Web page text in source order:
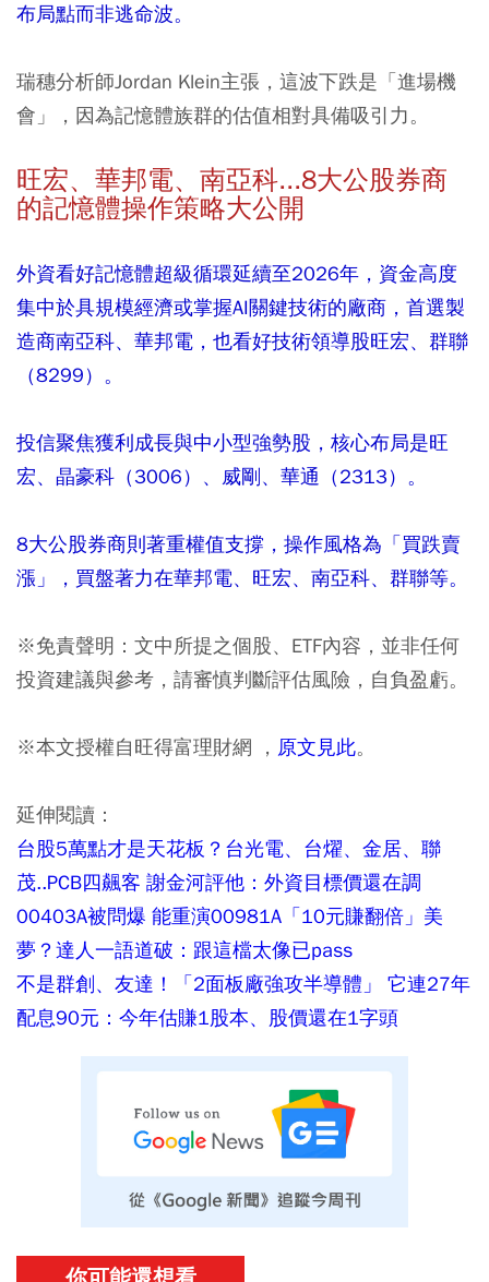
布局點而非逃命波。
瑞穗分析師Jordan Klein主張，這波下跌是「進場機
會」，因為記憶體族群的估值相對具備吸引力。
旺宏、華邦電、南亞科...8大公股券商
的記憶體操作策略大公開
外資看好記憶體超級循環延續至2026年，資金高度
集中於具規模經濟或掌握AI關鍵技術的廠商，首選製
造商南亞科、華邦電，也看好技術領導股旺宏、群聯
（8299）。
投信聚焦獲利成長與中小型強勢股，核心布局是旺
宏、晶豪科（3006）、威剛、華通（2313）。
8大公股券商則著重權值支撐，操作風格為「買跌賣
漲」，買盤著力在華邦電、旺宏、南亞科、群聯等。
※免責聲明：文中所提之個股、ETF內容，並非任何
投資建議與參考，請審慎判斷評估風險，自負盈虧。
※本文授權自旺得富理財網 ， 原文見此。
延伸閱讀：
台股5萬點才是天花板？台光電、台燿、金居、聯
茂..PCB四飆客 謝金河評他：外資目標價還在調
00403A被問爆 能重演00981A「10元賺翻倍」美
夢？達人一語道破：跟這檔太像已pass
不是群創、友達！「2面板廠強攻半導體」 它連27年
配息90元：今年估賺1股本、股價還在1字頭